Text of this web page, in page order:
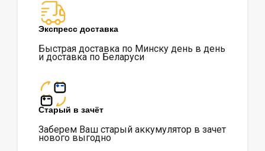
Экспресс доставка
Быстрая доставка по Минску день в день
и доставка по Беларуси
Старый в зачёт
Заберем Ваш старый аккумулятор в зачет
нового выгодно